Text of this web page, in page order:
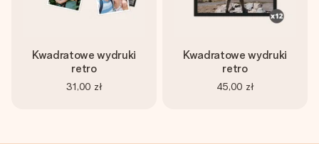
Kwadratowe wydruki
retro
31,00 zł
Kwadratowe wydruki
retro
45,00 zł